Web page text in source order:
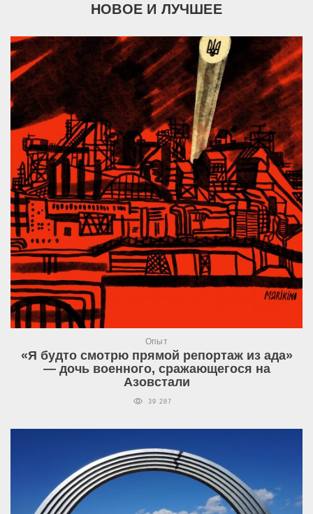
НОВОЕ И ЛУЧШЕЕ
Опыт
«Я будто смотрю прямой репортаж из ада»
— дочь военного, сражающегося на
Азовстали
39 287